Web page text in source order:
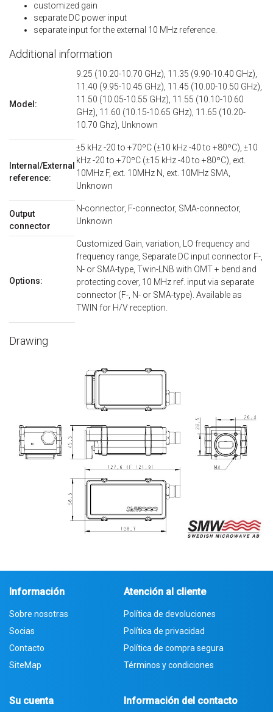
customized gain
separate DC power input
separate input for the external 10 MHz reference.
Additional information
Model:
9.25 (10.20-10.70 GHz), 11.35 (9.90-10.40 GHz),
11.40 (9.95-10.45 GHz), 11.45 (10.00-10.50 GHz),
11.50 (10.05-10.55 GHz), 11.55 (10.10-10.60
GHz), 11.60 (10.15-10.65 GHz), 11.65 (10.20-
10.70 Ghz), Unknown
Internal/External
reference:
±5 kHz -20 to +70ºC (±10 kHz -40 to +80ºC), ±10
kHz -20 to +70ºC (±15 kHz -40 to +80ºC), ext.
10MHz F, ext. 10MHz N, ext. 10MHz SMA,
Unknown
Output
connector
N-connector, F-connector, SMA-connector,
Unknown
Options:
Customized Gain, variation, LO frequency and
frequency range, Separate DC input connector F-,
N- or SMA-type, Twin-LNB with OMT + bend and
protecting cover, 10 MHz ref. input via separate
connector (F-, N- or SMA-type). Available as
TWIN for H/V reception.
Drawing
Información
Sobre nosotras
Socias
Contacto
SiteMap
Atención al cliente
Política de devoluciones
Política de privacidad
Política de compra segura
Términos y condiciones
Su cuenta Información del contacto